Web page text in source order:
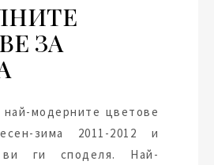
ЗА
най-модерните цветове
зима 2011-2012 и
ги споделя. Най-